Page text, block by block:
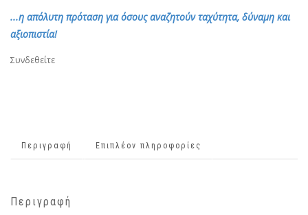
...η απόλυτη πρόταση για όσους αναζητούν ταχύτητα, δύναμη και
αξιοπιστία!
Συνδεθείτε
Περιγραφή Επιπλέον πληροφορίες
Περιγραφή